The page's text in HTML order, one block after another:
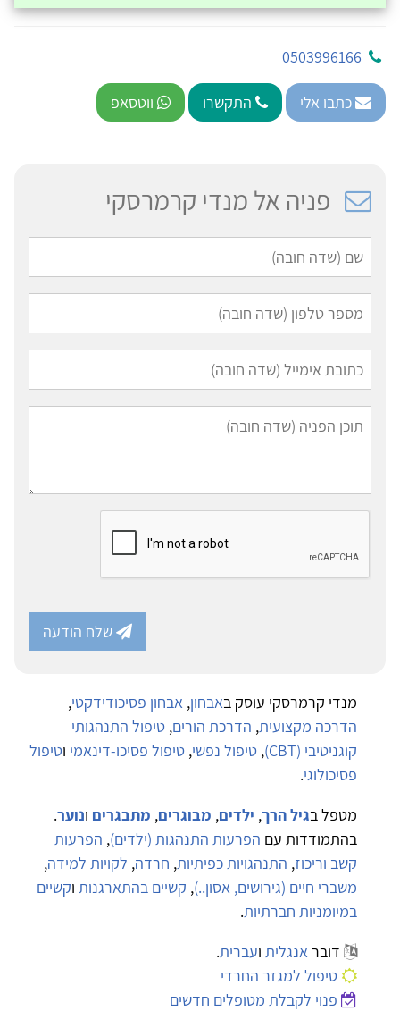
0503996166
כתבו אלי התקשרו ווטסאפ
פניה אל מנדי קרמרסקי
שלח הודעה
מנדי קרמרסקי עוסק באבחון, אבחון פסיכודידקטי,
הדרכה מקצועית, הדרכת הורים, טיפול התנהגותי
קוגניטיבי (CBT)
, טיפול נפשי, טיפול פסיכו-דינאמי וטיפול
פסיכולוגי.
מטפל בגיל הרך, ילדים, מבוגרים, מתבגרים ונוער.
בהתמודדות עם הפרעות התנהגות (ילדים), הפרעות
קשב וריכוז, התנהגויות כפיתיות, חרדה, לקויות למידה,
משברי חיים (גירושים, אסון..), קשיים בהתארגנות וקשיים
במיומניות חברתיות.
דובראנגלית ועברית.
טיפול למגזר החרדי
פנוי לקבלת מטופלים חדשים